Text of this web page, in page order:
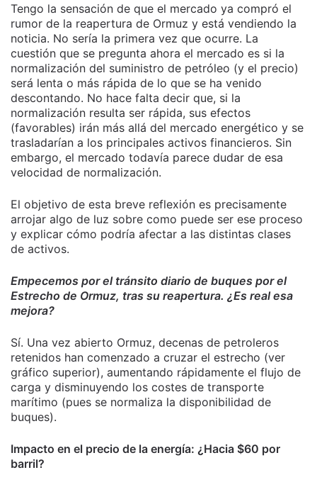
Tengo la sensación de que el mercado ya compró el
rumor de la reapertura de Ormuz y está vendiendo la
noticia. No sería la primera vez que ocurre. La
cuestión que se pregunta ahora el mercado es si la
normalización del suministro de petróleo (y el precio)
será lenta o más rápida de lo que se ha venido
descontando. No hace falta decir que, si la
normalización resulta ser rápida, sus efectos
(favorables) irán más allá del mercado energético y se
trasladarían a los principales activos financieros. Sin
embargo, el mercado todavía parece dudar de esa
velocidad de normalización.
El objetivo de esta breve reflexión es precisamente
arrojar algo de luz sobre como puede ser ese proceso
y explicar cómo podría afectar a las distintas clases
de activos.
Empecemos por el tránsito diario de buques por el
Estrecho de Ormuz, tras su reapertura. ¿Es real esa
mejora?
Sí. Una vez abierto Ormuz, decenas de petroleros
retenidos han comenzado a cruzar el estrecho (ver
gráfico superior), aumentando rápidamente el flujo de
carga y disminuyendo los costes de transporte
marítimo (pues se normaliza la disponibilidad de
buques).
Impacto en el precio de la energía: ¿Hacia $60 por
barril?